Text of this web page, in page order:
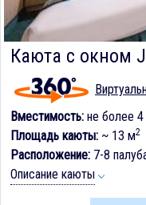
Каюта с окном
Вместимость: не более 4
Площадь каюты: ~ 13 м2
Расположение: 7-8
Описание каюты